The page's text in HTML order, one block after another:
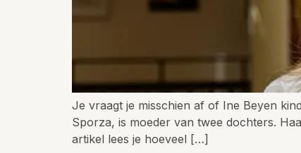
Je vraagt je misschien af of Ine Beyen
Sporza, is moeder van twee dochters.
artikel lees je hoeveel […]